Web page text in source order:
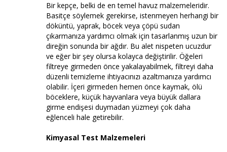
Bir kepçe, belki de en temel havuz malzemeleridir.
Basitçe söylemek gerekirse, istenmeyen herhangi bir
döküntü, yaprak, böcek veya çöpü sudan
çıkarmanıza yardımcı olmak için tasarlanmış uzun bir
direğin sonunda bir ağdır. Bu alet nispeten ucuzdur
ve eğer bir şey olursa kolayca değiştirilir. Öğeleri
filtreye girmeden önce yakalayabilmek, filtreyi daha
düzenli temizleme ihtiyacınızı azaltmanıza yardımcı
olabilir. İçeri girmeden hemen önce kaymak, ölü
böceklere, küçük hayvanlara veya büyük dallara
girme endişesi duymadan yüzmeyi çok daha
eğlenceli hale getirebilir.
Kimyasal Test Malzemeleri